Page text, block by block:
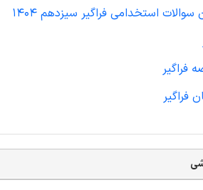
سوالات استخدامی فراگیر سیزدهم 1404
فراگیر
فراگیر